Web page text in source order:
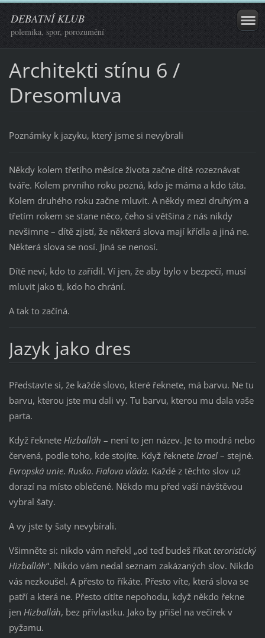
DEBATNÍ KLUB
polemika, spor, porozumění
Architekti stínu 6 /
Dresomluva
Poznámky k jazyku, který jsme si nevybrali
Někdy kolem třetího měsíce života začne dítě rozeznávat
tváře. Kolem prvního roku pozná, kdo je máma a kdo táta.
Kolem druhého roku začne mluvit. A někdy mezi druhým a
třetím rokem se stane něco, čeho si většina z nás nikdy
nevšimne – dítě zjistí, že některá slova mají křídla a jiná ne.
Některá slova se nosí. Jiná se nenosí.
Dítě neví, kdo to zařídil. Ví jen, že aby bylo v bezpečí, musí
mluvit jako ti, kdo ho chrání.
A tak to začíná.
Jazyk jako dres
Představte si, že každé slovo, které řeknete, má barvu. Ne tu
barvu, kterou jste mu dali vy. Tu barvu, kterou mu dala vaše
parta.
Když řeknete Hizballáh – není to jen název. Je to modrá nebo
červená, podle toho, kde stojíte. Když řeknete Izrael– stejné.
Evropská unie. Rusko. Fialova vláda. Každé z těchto slov už
dorazí na místo oblečené. Někdo mu před vaší návštěvou
vybral šaty.
A vy jste ty šaty nevybírali.
Všimněte si: nikdo vám neřekl „od teď budeš říkat teroristický
Hizballáh“. Nikdo vám nedal seznam zakázaných slov. Nikdo
vás nezkoušel. A přesto to říkáte. Přesto víte, která slova se
patří a která ne. Přesto cítíte nepohodu, když někdo řekne
jen Hizballáh, bez přívlastku. Jako by přišel na večírek v
pyžamu.